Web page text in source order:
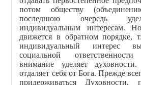
потом обществу
последнюю очередь
индивидуальным интересам.
движется в обратном порядке,
индивидуальный интерес
социальной
внимание уделяет
отдаляет себя от Бога. Прежде
придерживаться